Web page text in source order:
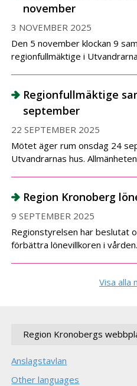
november
3 NOVEMBER 2025
Den 5 november klockan 9
regionfullmäktige i
Regionfullmäktige
september
22 SEPTEMBER 2025
Mötet äger rum onsdag 24
Utvandrarnas hus.
Region Kronoberg
9 SEPTEMBER 2025
Regionstyrelsen har beslutat
förbättra lönevillkoren i
Visa alla
Region Kronobergs
Anslagstavlan
Other languages